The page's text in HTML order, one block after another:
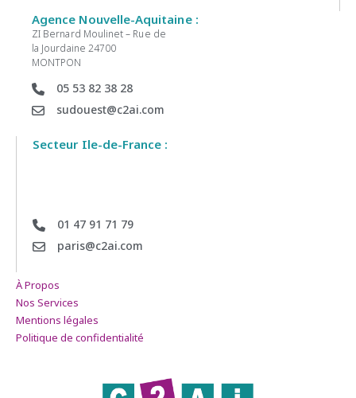
Agence Nouvelle-Aquitaine :
ZI Bernard Moulinet – Rue de
la Jourdaine 24700
MONTPON
05 53 82 38 28
sudouest@c2ai.com
Secteur Ile-de-France :
01 47 91 71 79
paris@c2ai.com
À Propos
Nos Services
Mentions légales
Politique de confidentialité